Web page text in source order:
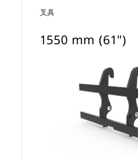
叉具
1550 mm (61")